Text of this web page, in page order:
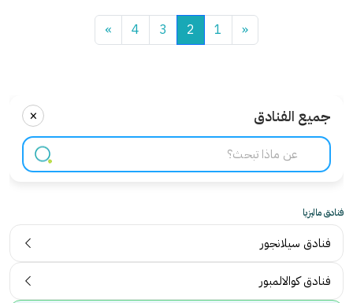
«
1
2
3
4
»
جميع الفنادق ×
فنادق ماليزيا
فنادق سيلانجور
فنادق كوالالمبور